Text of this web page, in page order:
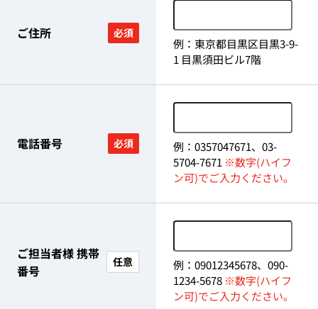
ご住所 必須
例：東京都目黒区目黒3-9-
1 目黒須田ビル7階
電話番号 必須
例：0357047671、03-
5704-7671 ※数字(ハイフ
ン可)でご入力ください。
ご担当者様 携帯
番号
任意
例：09012345678、090-
1234-5678 ※数字(ハイフ
ン可)でご入力ください。